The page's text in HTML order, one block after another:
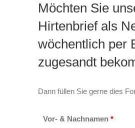
Möchten Sie
Hirtenbrief als
wöchentlich per
zugesandt
Dann füllen Sie gerne dies
Vor- & Nachnamen*